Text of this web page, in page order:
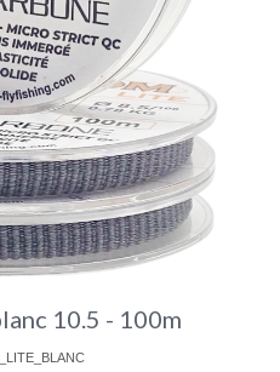
10.5 - 100m